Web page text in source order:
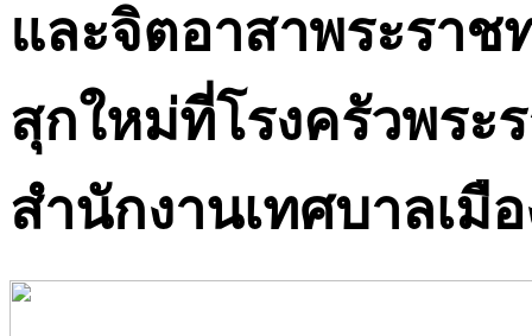
และจิตอาสาพระราช
สุกใหม่ที่โรงครัวพร
สำนักงานเทศบาลเมื